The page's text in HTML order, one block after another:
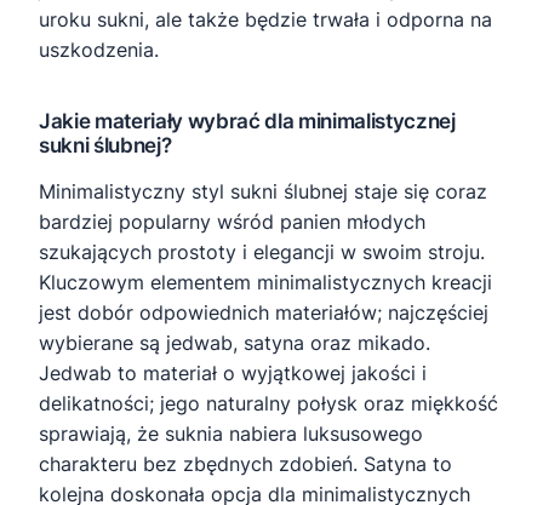
uroku sukni, ale także będzie trwała i odporna na
uszkodzenia.
Jakie materiały wybrać dla minimalistycznej
sukni ślubnej?
Minimalistyczny styl sukni ślubnej staje się coraz
bardziej popularny wśród panien młodych
szukających prostoty i elegancji w swoim stroju.
Kluczowym elementem minimalistycznych kreacji
jest dobór odpowiednich materiałów; najczęściej
wybierane są jedwab, satyna oraz mikado.
Jedwab to materiał o wyjątkowej jakości i
delikatności; jego naturalny połysk oraz miękkość
sprawiają, że suknia nabiera luksusowego
charakteru bez zbędnych zdobień. Satyna to
kolejna doskonała opcja dla minimalistycznych